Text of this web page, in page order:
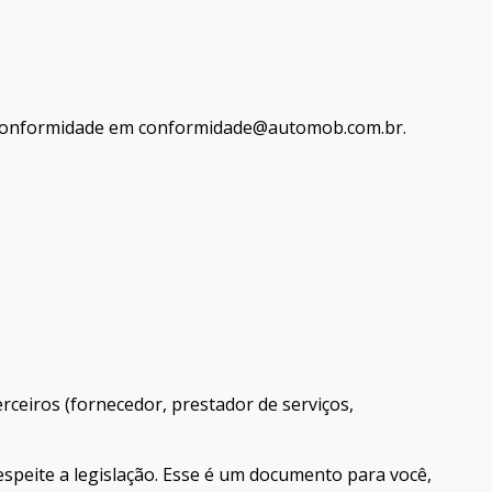
em conformidade@automob.com.br.
(fornecedor, prestador de serviços,
a legislação. Esse é um documento para você,